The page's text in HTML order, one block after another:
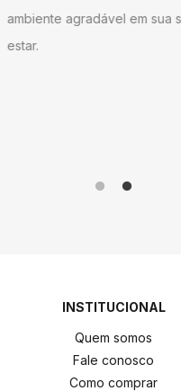
ambiente agradável em sua
estar.
INSTITUCIONAL
Quem somos
Fale conosco
Como comprar